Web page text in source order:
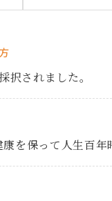
択されました。
を保って人生百年